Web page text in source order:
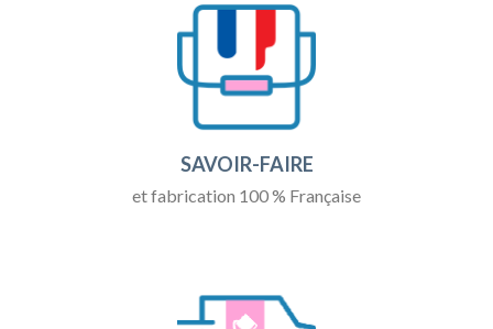
SAVOIR-FAIRE
et fabrication 100 % Française